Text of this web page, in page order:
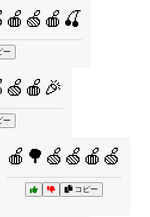
ー
ー
🍎🌳🍏🍏🍎🍏
コピー